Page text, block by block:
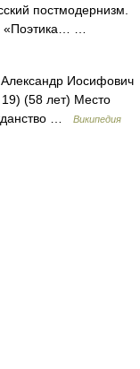
постмодернизм.
«Поэтика… …
Иосифович
(58 лет) Место
…
Википедия